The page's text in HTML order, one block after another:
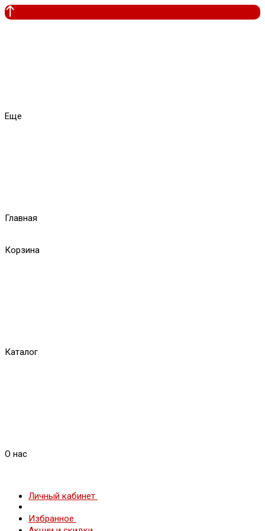
Еще
Главная
Корзина
Каталог
О нас
Личный кабинет
Избранное